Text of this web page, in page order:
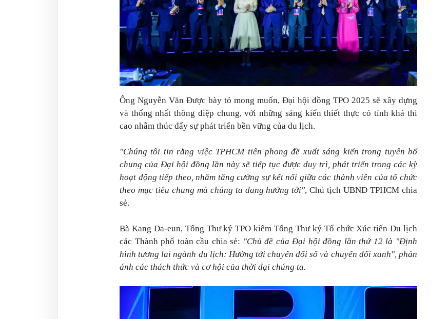
Ông Nguyễn Văn Được bày tỏ mong muốn, Đại hội đồng TPO 2025 sẽ xây dựng
và thống nhất thông điệp chung, với những sáng kiến thiết thực có tính khả thi
cao nhằm thúc đẩy sự phát triển bền vững của du lịch.
"Chúng tôi tin rằng việc TPHCM tiên phong đề xuất sáng kiến trong tuyên bố
chung của Đại hội đồng lần này sẽ tiếp tục được duy trì, phát triển trong các kỳ
hoạt động tiếp theo, nhằm tăng cường sự kết nối giữa các thành viên của tổ chức
theo mục tiêu chung mà chúng ta đang hướng tới", Chủ tịch UBND TPHCM chia
sẻ.
Bà Kang Da-eun, Tổng Thư ký TPO kiêm Tổng Thư ký Tổ chức Xúc tiến Du lịch
các Thành phố toàn cầu chia sẻ: "Chủ đề của Đại hội đồng lần thứ 12 là "Định
hình tương lai ngành du lịch: Hướng tới chuyển đổi số và chuyển đổi xanh", phản
ánh các thách thức và cơ hội của thời đại chúng ta.